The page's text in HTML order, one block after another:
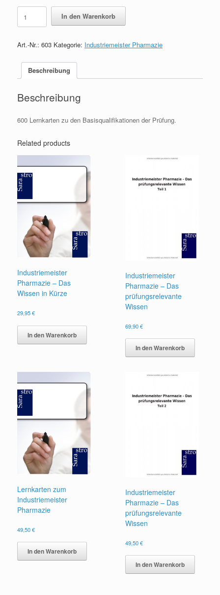
Lernkarten
zum
Industriemeister
quantity
In den Warenkorb
Art.-Nr.: 603 Kategorie: Industriemeister Pharmazie
Beschreibung
Beschreibung
600 Lernkarten zu den Basisqualifikationen der Prüfung.
Related products
Industriemeister
Pharmazie – Das
Wissen in Kürze
29,95€
In den Warenkorb
Industriemeister
Pharmazie – Das
prüfungsrelevante
Wissen
69,90€
In den Warenkorb
Lernkarten zum
Industriemeister
Pharmazie
49,50€
In den Warenkorb
Industriemeister
Pharmazie – Das
prüfungsrelevante
Wissen
49,50€
In den Warenkorb